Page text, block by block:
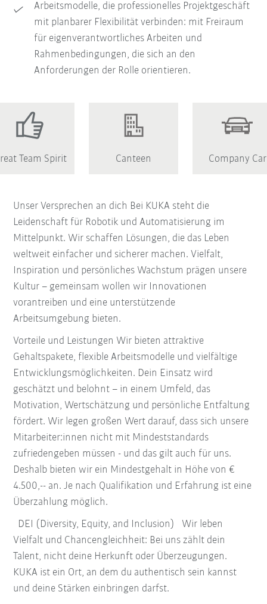
Arbeitsmodelle, die professionelles Projektgeschäft
mit planbarer Flexibilität verbinden: mit Freiraum
für eigenverantwortliches Arbeiten und
Rahmenbedingungen, die sich an den
Anforderungen der Rolle orientieren.
Team Spirit Canteen Company Car
Unser Versprechen an dich Bei KUKA steht die
Leidenschaft für Robotik und Automatisierung im
Mittelpunkt. Wir schaffen Lösungen, die das Leben
weltweit einfacher und sicherer machen. Vielfalt,
Inspiration und persönliches Wachstum prägen unsere
Kultur – gemeinsam wollen wir Innovationen
vorantreiben und eine unterstützende
Arbeitsumgebung bieten.
Vorteile und Leistungen Wir bieten attraktive
Gehaltspakete, flexible Arbeitsmodelle und vielfältige
Entwicklungsmöglichkeiten. Dein Einsatz wird
geschätzt und belohnt – in einem Umfeld, das
Motivation, Wertschätzung und persönliche Entfaltung
fördert. Wir legen großen Wert darauf, dass sich unsere
Mitarbeiter:innen nicht mit Mindeststandards
zufriedengeben müssen - und das gilt auch für uns.
Deshalb bieten wir ein Mindestgehalt in Höhe von €
4.500,-- an. Je nach Qualifikation und Erfahrung ist eine
Überzahlung möglich.
DEI (Diversity, Equity, and Inclusion) Wir leben
Vielfalt und Chancengleichheit: Bei uns zählt dein
Talent, nicht deine Herkunft oder Überzeugungen.
KUKA ist ein Ort, an dem du authentisch sein kannst
und deine Stärken einbringen darfst.